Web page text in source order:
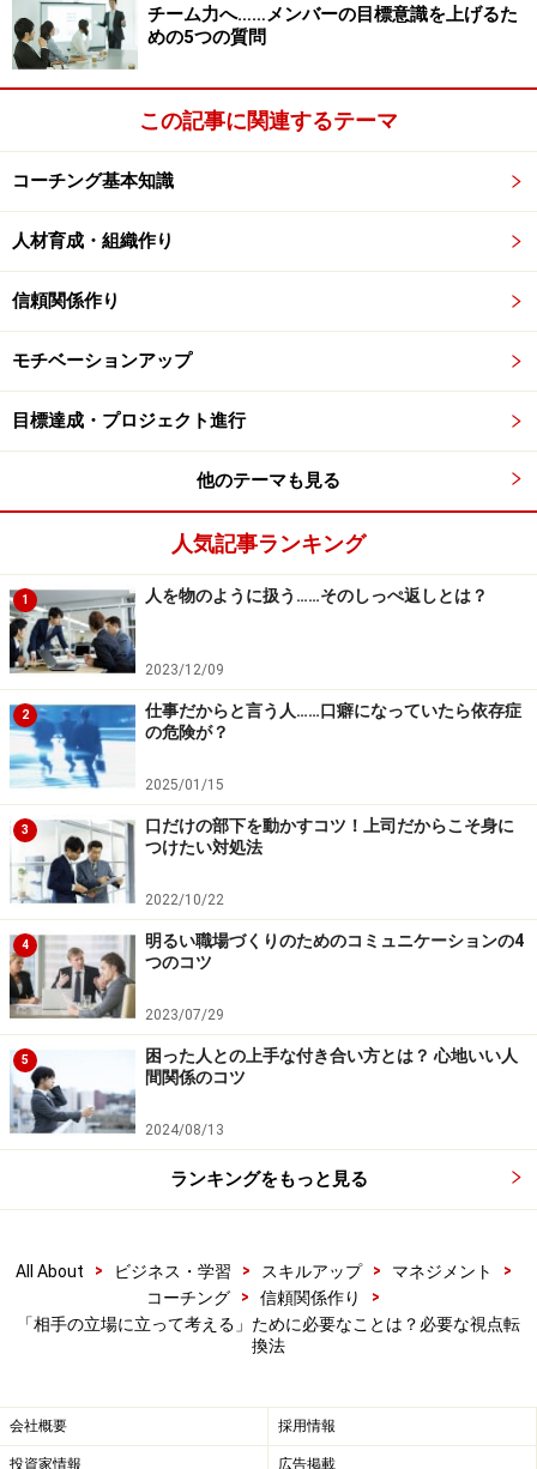
を通してあなたの姿を見る
もうお分かりですね。文字通り相手の立場に立ったと
相手の顔ではなく、あなたの顔が見えている
て、見たり、聞いたり、感じたりすることで、初めて
相手の立場になったといえるのです。
これの一番簡単な方法は、物理的に相手の立場になる
こと。例えば部下であれば、朝早くか夜遅く、誰もい
か？ 不思議なことに、今まで気付かなかった部下の
とはいっても、いちいち相手の席に座るのも大変です
よね。ましてやお客さんの場合にはこうはいきませ
ん。次にどこでも、誰に対してでもできる方法をご紹
介しましょう。
「相手の立場に立つ」ことを実感するた
めの方法は？
必要なのは一人きりになれる部屋と２つの椅子だけで
す。手順は次の通りです。
1．２つの椅子を向かい合わせて置き、一方の椅子に
座って、もう一つの空の椅子に向かいます。そして、
お客さんや部下など、対象となる相手が向いの椅子に
座っていることを思い浮かべます。
2．相手に向かって伝えたいことを、実際に口に出し
て相手に伝えます。
置に立って、椅子を見ながら、椅子に座っている自分
4．今度は向かいの椅子に座り、先ほどの椅子にあな
た自身を思い浮かべて相手になりきります。そして、
5．向いの椅子に座っているあなた自身に向かって、
自然に出てくる言葉を口に出して伝えます。
チーム力へ……メンバーの目標意識を上げるた
めの5つの質問
この記事に関連するテーマ
コーチング基本知識
人材育成・組織作り
信頼関係作り
モチベーションアップ
目標達成・プロジェクト進行
他のテーマも見る
人気記事ランキング
1 人を物のように扱う……そのしっぺ返しとは？
2023/12/09
2
仕事だからと言う人……口癖になっていたら依存症
の危険が？
2025/01/15
3
口だけの部下を動かすコツ！上司だからこそ身に
つけたい対処法
2022/10/22
4
明るい職場づくりのためのコミュニケーションの4
つのコツ
2023/07/29
5
困った人との上手な付き合い方とは？ 心地いい人
間関係のコツ
2024/08/13
ランキングをもっと見る
All About > ビジネス・学習 > スキルアップ > マネジメント
>
コーチング
> 信頼関係作り
>
「相手の立場に立って考える」ために必要なことは？必要な視点転
換法
会社概要 採用情報
投資家情報 広告掲載